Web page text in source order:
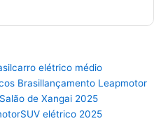
carro elétrico médio
Brasillançamento Leapmotor
Salão de Xangai 2025
SUV elétrico 2025